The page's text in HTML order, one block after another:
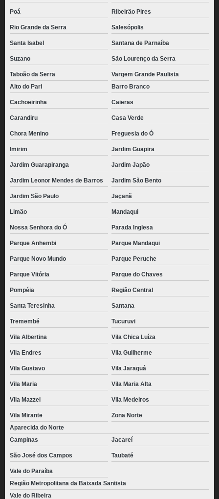
Poá Ribeirão Pires
Rio Grande da Serra Salesópolis
Santa Isabel Santana de Parnaíba
Suzano São Lourenço da Serra
Taboão da Serra
Vargem Grande Paulista
Alto do Pari
Barro Branco
Cachoeirinha Caieras
Carandiru Casa Verde
Chora Menino Freguesia do Ó
Imirim Jardim Guapira
Jardim Guarapiranga Jardim Japão
Jardim Leonor Mendes de Barros Jardim São Bento
Jardim São Paulo Jaçanã
Limão Mandaqui
Nossa Senhora do Ó Parada Inglesa
Parque Anhembi Parque Mandaqui
Parque Novo Mundo Parque Peruche
Parque Vitória Parque do Chaves
Pompéia Região Central
Santa Teresinha Santana
Tremembé Tucuruvi
Vila Albertina Vila Chica Luíza
Vila Endres Vila Guilherme
Vila Gustavo Vila Jaraguá
Vila Maria Vila Maria Alta
Vila Mazzei Vila Medeiros
Vila Mirante
Zona Norte
Aparecida do Norte
Campinas
Jacareí
São José dos Campos Taubaté
Vale do Paraíba
Região Metropolitana da Baixada Santista
Vale do Ribeira